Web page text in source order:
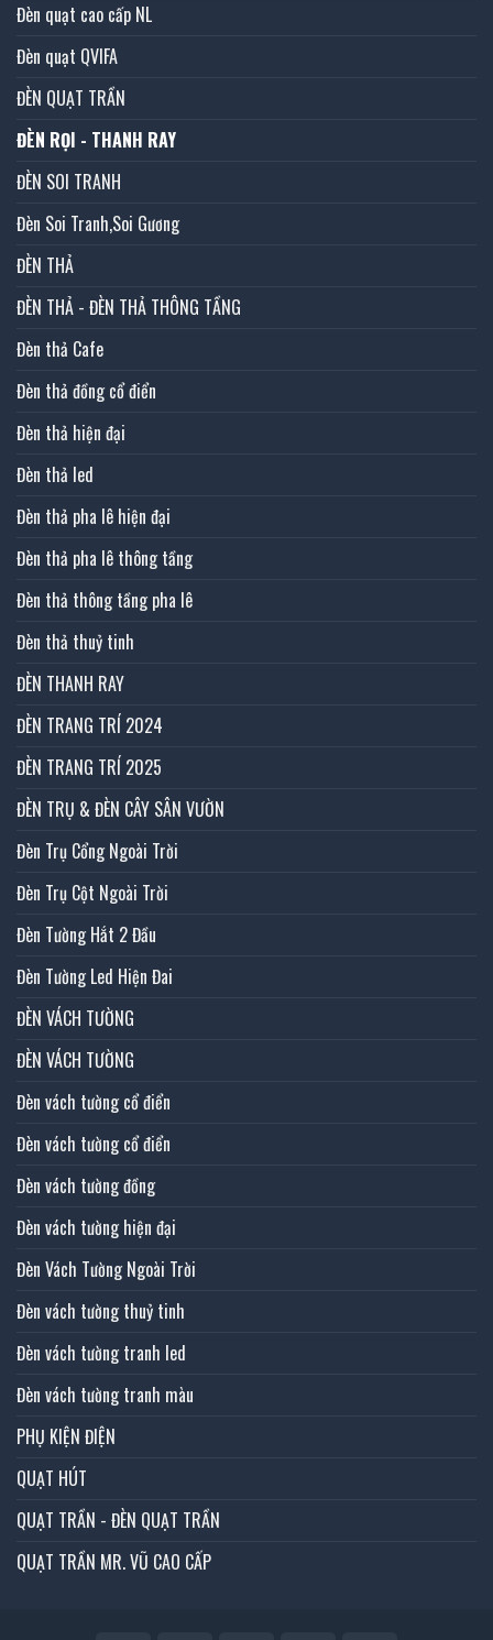
Đèn quạt cao cấp NL
Đèn quạt QVIFA
ĐÈN QUẠT TRẦN
ĐÈN RỌI - THANH RAY
ĐÈN SOI TRANH
Đèn Soi Tranh,Soi Gương
ĐÈN THẢ
ĐÈN THẢ - ĐÈN THẢ THÔNG TẦNG
Đèn thả Cafe
Đèn thả đồng cổ điển
Đèn thả hiện đại
Đèn thả led
Đèn thả pha lê hiện đại
Đèn thả pha lê thông tầng
Đèn thả thông tầng pha lê
Đèn thả thuỷ tinh
ĐÈN THANH RAY
ĐÈN TRANG TRÍ 2024
ĐÈN TRANG TRÍ 2025
ĐÈN TRỤ & ĐÈN CÂY SÂN VƯỜN
Đèn Trụ Cổng Ngoài Trời
Đèn Trụ Cột Ngoài Trời
Đèn Tường Hắt 2 Đầu
Đèn Tường Led Hiện Đai
ĐÈN VÁCH TƯỜNG
ĐÈN VÁCH TƯỜNG
Đèn vách tường cổ điển
Đèn vách tường cổ điển
Đèn vách tường đồng
Đèn vách tường hiện đại
Đèn Vách Tường Ngoài Trời
Đèn vách tường thuỷ tinh
Đèn vách tường tranh led
Đèn vách tường tranh màu
PHỤ KIỆN ĐIỆN
QUẠT HÚT
QUẠT TRẦN - ĐÈN QUẠT TRẦN
QUẠT TRẦN MR. VŨ CAO CẤP